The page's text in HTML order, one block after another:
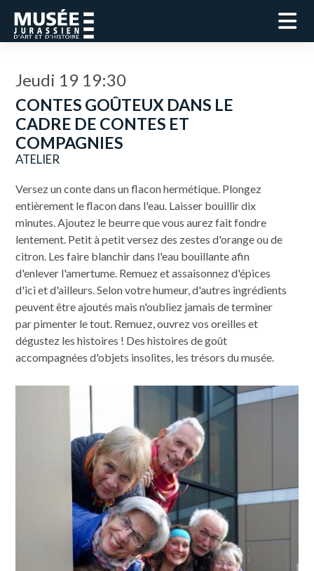
Jeudi 19 19:30
CONTES GOÛTEUX DANS LE
CADRE DE CONTES ET
COMPAGNIES
ATELIER
Versez un conte dans un flacon hermétique. Plongez
entièrement le flacon dans l'eau. Laisser bouillir dix
minutes. Ajoutez le beurre que vous aurez fait fondre
lentement. Petit à petit versez des zestes d'orange ou de
citron. Les faire blanchir dans l'eau bouillante afin
d'enlever l'amertume. Remuez et assaisonnez d'épices
d'ici et d'ailleurs. Selon votre humeur, d'autres ingrédients
peuvent être ajoutés mais n'oubliez jamais de terminer
par pimenter le tout. Remuez, ouvrez vos oreilles et
dégustez les histoires ! Des histoires de goût
accompagnées d'objets insolites, les trésors du musée.